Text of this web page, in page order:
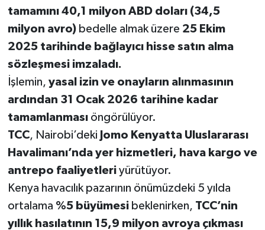
tamamını 40,1 milyon ABD doları (34,5
milyon avro)bedelle almak üzere 25 Ekim
2025 tarihinde bağlayıcı hisse satın alma
sözleşmesi imzaladı.
İşlemin, yasal izin ve onayların alınmasının
ardından 31 Ocak 2026 tarihine kadar
tamamlanmasıöngörülüyor.
TCC, Nairobi’deki Jomo Kenyatta Uluslararası
Havalimanı’nda yer hizmetleri, hava kargo ve
antrepo faaliyetleriyürütüyor.
Kenya havacılık pazarının önümüzdeki 5 yılda
ortalama %5 büyümesibeklenirken, TCC’nin
yıllık hasılatının 15,9 milyon avroya çıkması